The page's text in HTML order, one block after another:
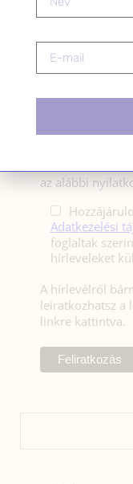
*
az alábbi
Adatkezelési
foglaltak
A hírlevélről
leiratkozhatsz a
linkre kattintva.